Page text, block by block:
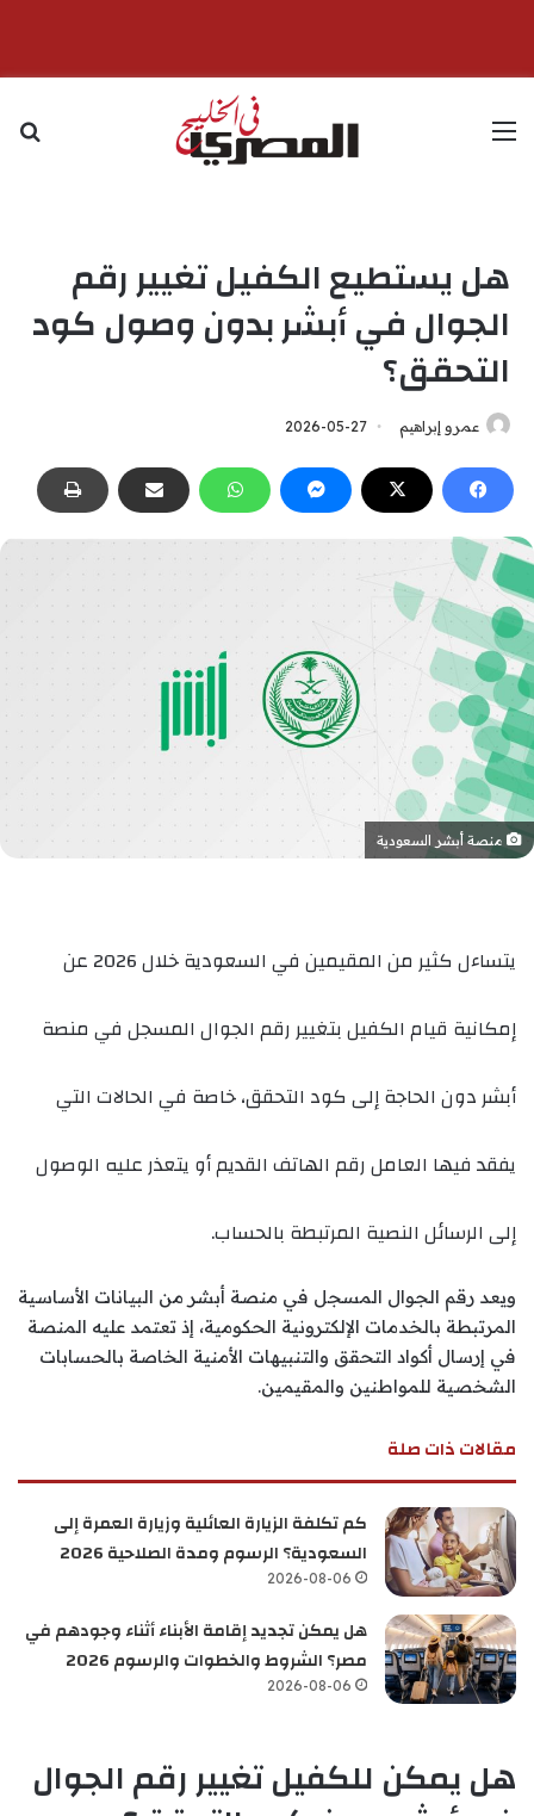
القائمة
هل يستطيع الكفيل تغيير رقم
الجوال في أبشر بدون وصول كود
التحقق؟
عمرو إبراهيم 2026-05-27
منصة أبشر السعودية
يتساءل كثير من المقيمين في السعودية خلال 2026 عن
إمكانية قيام الكفيل بتغيير رقم الجوال المسجل في منصة
أبشر دون الحاجة إلى كود التحقق، خاصة في الحالات التي
يفقد فيها العامل رقم الهاتف القديم أو يتعذر عليه الوصول
إلى الرسائل النصية المرتبطة بالحساب.
ويعد رقم الجوال المسجل في منصة أبشر من البيانات الأساسية
المرتبطة بالخدمات الإلكترونية الحكومية، إذ تعتمد عليه المنصة
في إرسال أكواد التحقق والتنبيهات الأمنية الخاصة بالحسابات
الشخصية للمواطنين والمقيمين.
مقالات ذات صلة
كم تكلفة الزيارة العائلية وزيارة العمرة إلى
السعودية؟ الرسوم ومدة الصلاحية 2026
2026-08-06
هل يمكن تجديد إقامة الأبناء أثناء وجودهم في
مصر؟ الشروط والخطوات والرسوم 2026
2026-08-06
هل يمكن للكفيل تغيير رقم الجوال